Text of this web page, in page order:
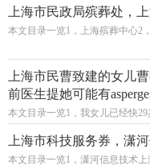
上海市民政局殡葬处，
本文目录一览1，上海殡葬中心2
上海市民曹致建的女儿
前医生提她可能有
本文目录一览1，我女儿已经快
上海市科技服务券，潇
本文目录一览1，潇河信息技术